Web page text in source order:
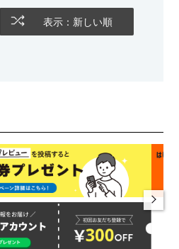
表示：新しい順